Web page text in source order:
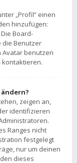
„Profil“ einen
hinzufügen:
Board-
die Benutzer
Avatar benutzen
kontaktieren.
zeigen an,
identifizieren
Ranges nicht
festgelegt
nur um deinen
dieses